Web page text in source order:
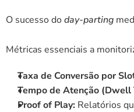
O sucesso do day-parting
Métricas essenciais a
Taxa de Conversão por
Tempo de Atenção (Dwell
Proof of Play: Relatórios